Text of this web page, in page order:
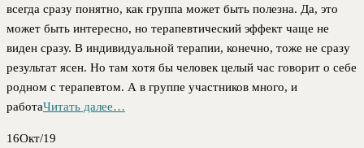
всегда сразу понятно, как группа может быть полезна. Да, это
может быть интересно, но терапевтический эффект чаще не
виден сразу. В индивидуальной терапии, конечно, тоже не сразу
результат ясен. Но там хотя бы человек целый час говорит о себе
родном с терапевтом. А в группе участников много, и
работаЧитать далее…
16Окт/19